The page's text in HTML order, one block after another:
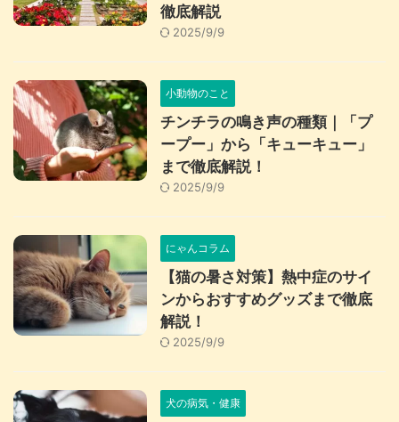
徹底解説
2025/9/9
小動物のこと
チンチラの鳴き声の種類｜「プ
ープー」から「キューキュー」
まで徹底解説！
2025/9/9
にゃんコラム
【猫の暑さ対策】熱中症のサイ
ンからおすすめグッズまで徹底
解説！
2025/9/9
犬の病気・健康